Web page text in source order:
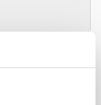
MenüNavigation